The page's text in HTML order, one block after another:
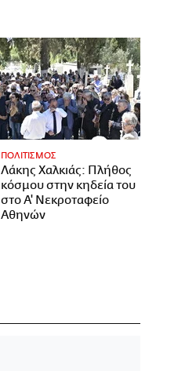
ΠΟΛΙΤΙΣΜΟΣ
Λάκης Χαλκιάς: Πλήθος
κόσμου στην κηδεία του
στο Α' Νεκροταφείο
Αθηνών